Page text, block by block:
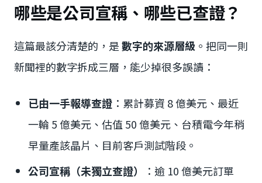
哪些是公司宣稱、哪些已查證？
這篇最該分清楚的，是數字的來源層級 。把同一則
新聞裡的數字拆成三層，能少掉很多誤讀：
已由一手報導查證 ：累計募資 8 億美元、最近
一輪 5 億美元、估值 50 億美元、台積電今年稍
早量產該晶片、目前客戶測試階段。
公司宣稱（未獨立查證）
：逾 10 億美元訂單